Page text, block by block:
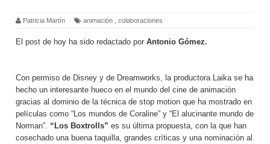
Patricia Martín animación colaboraciones
El post de hoy ha sido redactado por Antonio Gómez.
Con permiso de Disney y de Dreamworks, la productora Laika se ha
hecho un interesante hueco en el mundo del cine de animación
gracias al dominio de la técnica de stop motion que ha mostrado en
películas como “Los mundos de Coraline” y “El alucinante mundo de
Norman”. “Los Boxtrolls” es su última propuesta, con la que han
cosechado una buena taquilla, grandes críticas y una nominación al